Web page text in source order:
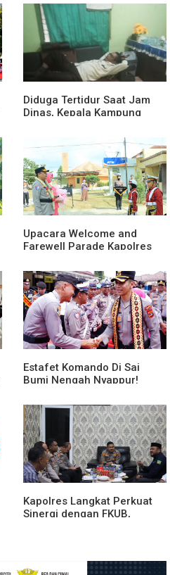
Diduga Tertidur Saat Jam
Dinas, Kepala Kampung
Upacara Welcome and
Farewell Parade Kapolres
Berlangsung Khidmat
Estafet Komando Di Sai
Bumi Nengah Nyappur!
Dan Penyerahan Tunggul
Kesatuan Polres Tulang
Bawang Berlangsung
Spektakuler
Kapolres Langkat Perkuat
Sinergi dengan FKUB,